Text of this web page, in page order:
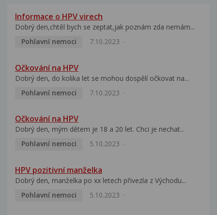
Informace o HPV virech
Dobrý den,chtěl bych se zeptat,jak poznám zda nemám...
Pohlavní nemoci
7.10.2023
Očkování na HPV
Dobrý den, do kolika let se mohou dospělí očkovat na...
Pohlavní nemoci
7.10.2023
Očkování na HPV
Dobrý den, mým dětem je 18 a 20 let. Chci je nechat...
Pohlavní nemoci
5.10.2023
HPV pozitivní manželka
Dobrý den, manželka po xx letech přivezla z Východu...
Pohlavní nemoci
5.10.2023